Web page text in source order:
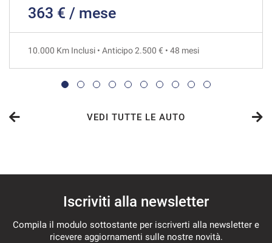
363 € / mese
10.000 Km Inclusi • Anticipo 2.500 € • 48 mesi
VEDI TUTTE LE AUTO
Iscriviti alla newsletter
Compila il modulo sottostante per iscriverti alla newsletter e
ricevere aggiornamenti sulle nostre novità.